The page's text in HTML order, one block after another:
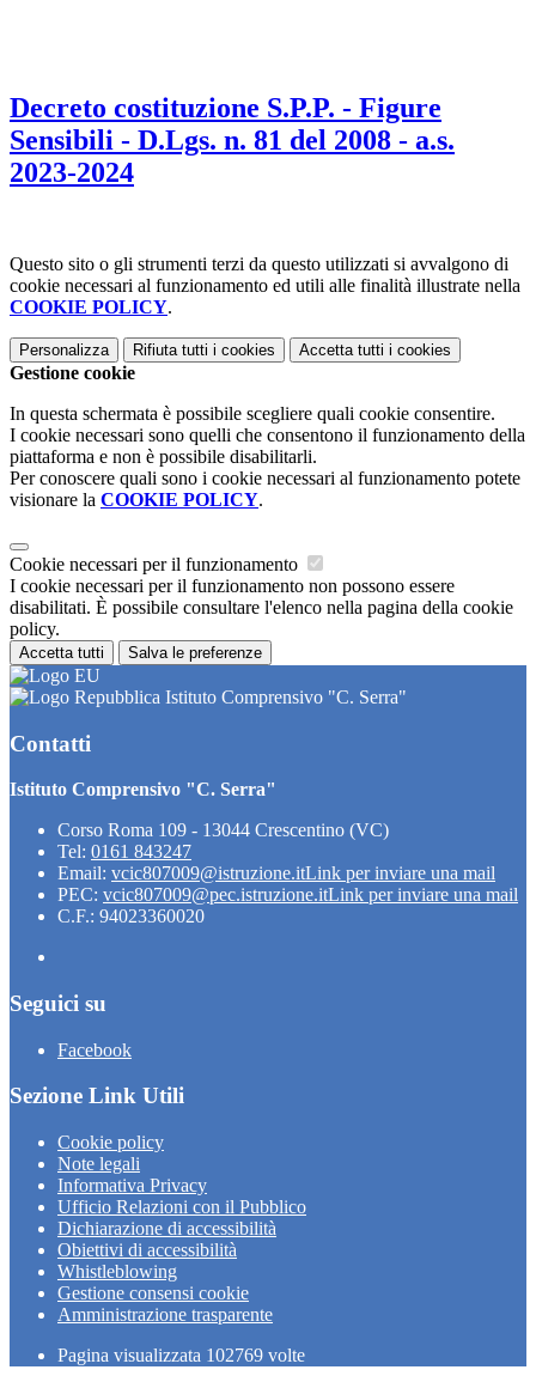
Decreto costituzione S.P.P. - Figure
Sensibili - D.Lgs. n. 81 del 2008 - a.s.
2023-2024
Questo sito o gli strumenti terzi da questo utilizzati si avvalgono di
cookie necessari al funzionamento ed utili alle finalità illustrate nella
COOKIE POLICY.
Personalizza Rifiuta tutti i cookies Accetta tutti i cookies
Gestione cookie
In questa schermata è possibile scegliere quali cookie consentire.
I cookie necessari sono quelli che consentono il funzionamento della
piattaforma e non è possibile disabilitarli.
Per conoscere quali sono i cookie necessari al funzionamento potete
visionare la COOKIE POLICY.
Cookie necessari per il funzionamento
I cookie necessari per il funzionamento non possono essere
disabilitati. È possibile consultare l'elenco nella pagina della cookie
policy.
Accetta tutti Salva le preferenze
Istituto Comprensivo "C. Serra"
Contatti
Istituto Comprensivo "C. Serra"
Corso Roma 109 - 13044 Crescentino (VC)
Tel: 0161 843247
Email: vcic807009@istruzione.itLink per inviare una mail
PEC: vcic807009@pec.istruzione.itLink per inviare una mail
C.F.: 94023360020
Seguici su
Facebook
Sezione Link Utili
Cookie policy
Note legali
Informativa Privacy
Ufficio Relazioni con il Pubblico
Dichiarazione di accessibilità
Obiettivi di accessibilità
Whistleblowing
Gestione consensi cookie
Amministrazione trasparente
Pagina visualizzata 102769 volte